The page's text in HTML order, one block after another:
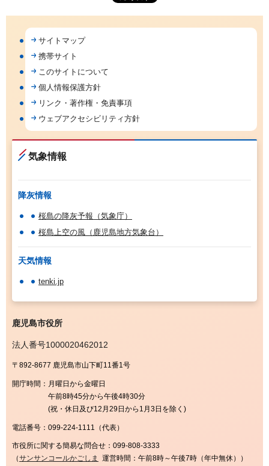
サイトマップ
携帯サイト
このサイトについて
個人情報保護方針
リンク・著作権・免責事項
ウェブアクセシビリティ方針
気象情報
降灰情報
桜島の降灰予報（気象庁）
桜島上空の風（鹿児島地方気象台）
天気情報
tenki.jp
鹿児島市役所
法人番号1000020462012
〒892-8677 鹿児島市山下町11番1号
開庁時間： 月曜日から金曜日
午前8時45分から午後4時30分
(祝・休日及び12月29日から1月3日を除く)
電話番号： 099-224-1111（代表）
市役所に関する簡易な問合せ： 099-808-3333
（サンサンコールかごしま 運営時間：午前8時～午後7時（年中無休））